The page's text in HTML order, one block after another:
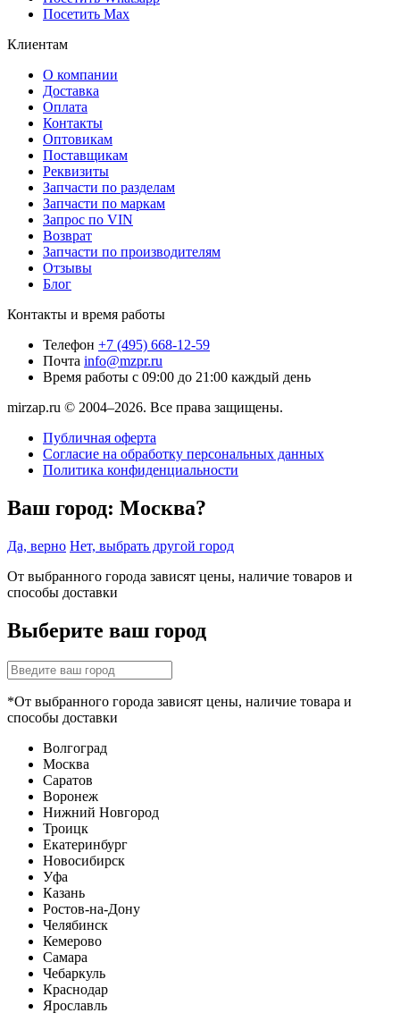
Посетить Max
Клиентам
О компании
Доставка
Оплата
Контакты
Оптовикам
Поставщикам
Реквизиты
Запчасти по разделам
Запчасти по маркам
Запрос по VIN
Возврат
Запчасти по производителям
Отзывы
Блог
Контакты и время работы
Телефон +7 (495) 668-12-59
Почта info@mzpr.ru
Время работы с 09:00 до 21:00 каждый день
mirzap.ru © 2004–2026. Все права защищены.
Публичная оферта
Согласие на обработку персональных данных
Политика конфиденциальности
Ваш город: Москва?
Да, верно Нет, выбрать другой город
От выбранного города зависят цены, наличие товаров и
способы доставки
Выберите ваш город
*От выбранного города зависят цены, наличие товара и
способы доставки
Волгоград
Москва
Саратов
Воронеж
Нижний Новгород
Троицк
Екатеринбург
Новосибирск
Уфа
Казань
Ростов-на-Дону
Челябинск
Кемерово
Самара
Чебаркуль
Краснодар
Ярославль